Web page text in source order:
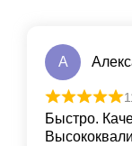
А
Быстро.